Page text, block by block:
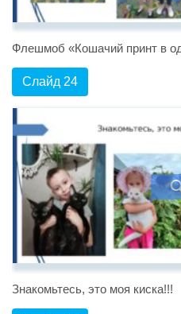
Флешмоб «Кошачий принт в
Слайд 24
Знакомьтесь, это моя киска!!!